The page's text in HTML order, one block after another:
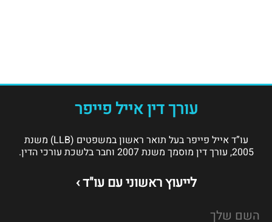
עורך דין אייל פייפר
עו”ד אייל פייפר בעל תואר ראשון במשפטים (LLB) משנת
2005, עורך דין מוסמך משנת 2007 וחבר בלשכת עורכי הדין.
לייעוץ ראשוני עם עו"ד ›
השם שלך